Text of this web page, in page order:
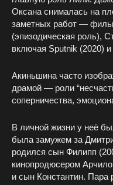
Оксана снималась на
заметных работ —
(эпизодическая роль),
включая Sputnik (2020)
Акиньшина часто
драмой — роли
соперничества,
В личной жизни у неё
была замужем за
родился сын Филипп
кинопродюсером
и сын Константин. Пара